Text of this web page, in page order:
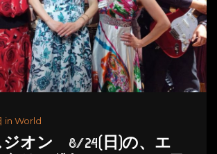
in World
ジオン 8/24(日)の、エ